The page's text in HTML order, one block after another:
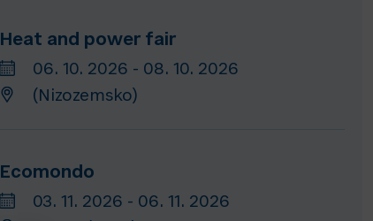
Heat and power fair
06. 10. 2026 - 08. 10. 2026
(Nizozemsko)
Ecomondo
03. 11. 2026 - 06. 11. 2026